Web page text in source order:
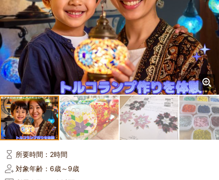
所要時間： 2時間
対象年齢： 6歳～9歳